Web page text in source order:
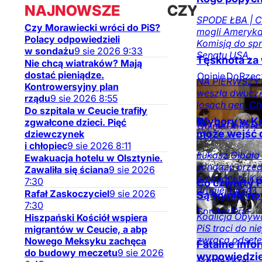
NAJNOWSZE
Czy Morawiecki wróci do PiS?
Polacy odpowiedzieli
w sondażu9 sie 2026 9:33
Nie chcą wiatraków? Mają
dostać pieniądze.
Kontrowersyjny plan
rządu9 sie 2026 8:55
Do szpitala w Ceucie trafiły
zgwałcone dzieci. Pięć
dziewczynek
i chłopiec9 sie 2026 8:11
Ewakuacja hotelu w Olsztynie.
Zawaliła się ściana9 sie 2026
7:30
Rafał Zaskoczyciel9 sie 2026
7:30
Hiszpański Kościół wspiera
migrantów w Ceucie, a abp
Nowego Meksyku zachęca
do budowy meczetu9 sie 2026
CZYTAJ
TAKŻE
SPODE ŁBA |
mogli
Komisją do
Senatu USA.
Opinie
numerze
Tęsknota
NA
weszła
losach gen.
Opinie
numerze
Wybory w
może wejść
Łukasz
sondażu
prezydenta
drugiej turze?
SondażKraj
Co czwarty
Są wyniki
Koalicja
PiS traci do
zwraca
Fatalne